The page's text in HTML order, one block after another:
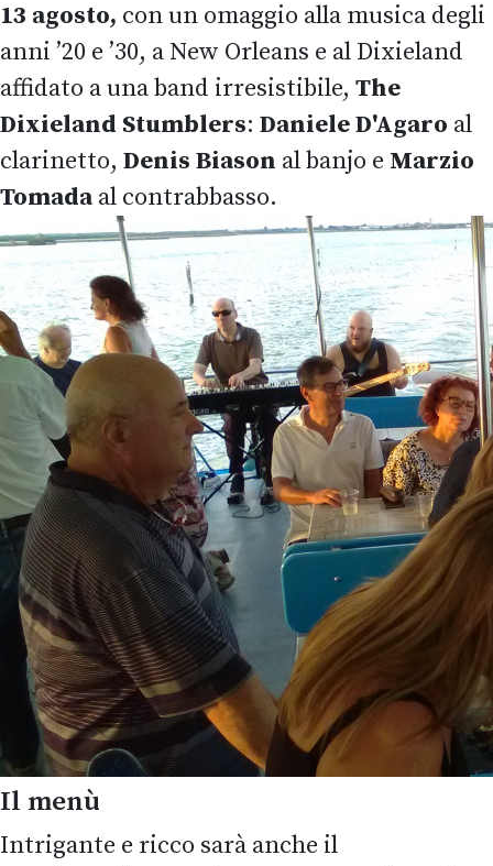
13 agosto, con un omaggio alla musica degli
anni ’20 e ’30, a New Orleans e al Dixieland
affidato a una band irresistibile, The
Dixieland Stumblers: Daniele D'Agaro al
clarinetto, Denis Biason al banjo e Marzio
Tomadaal contrabbasso.
Il menù
Intrigante e ricco sarà anche il